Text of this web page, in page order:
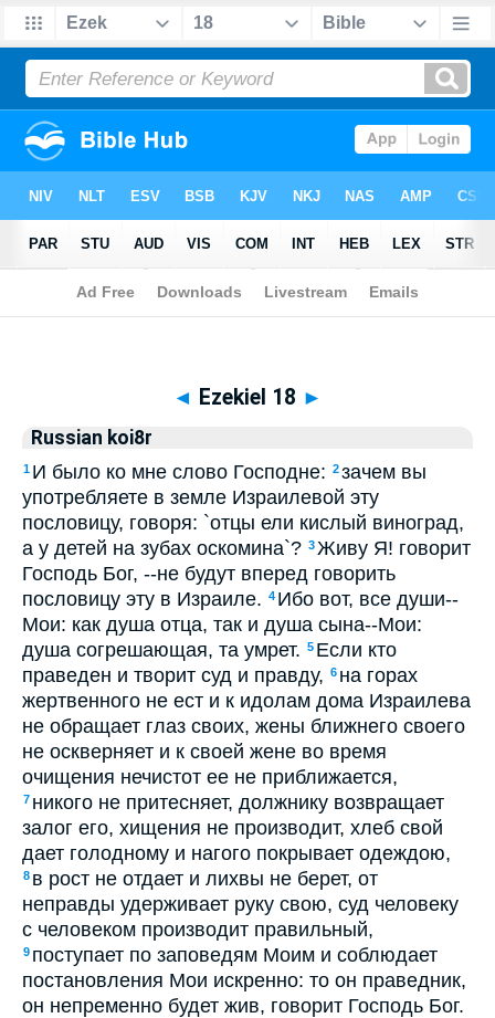
Biblia > Russian koi8r > Ezekiel 18
◄ Ezekiel 18 ►
Russian koi8r
1 И было ко мне слово Господне: 2зачем вы
употребляете в земле Израилевой эту
пословицу, говоря: `отцы ели кислый виноград,
а у детей на зубах оскомина`? 3Живу Я! говорит
Господь Бог, --не будут вперед говорить
пословицу эту в Израиле. 4 Ибо вот, все души--
Мои: как душа отца, так и душа сына--Мои:
душа согрешающая, та умрет. 5 Если кто
праведен и творит суд и правду, 6 на горах
жертвенного не ест и к идолам дома Израилева
не обращает глаз своих, жены ближнего своего
не оскверняет и к своей жене во время
очищения нечистот ее не приближается,
7 никого не притесняет, должнику возвращает
залог его, хищения не производит, хлеб свой
дает голодному и нагого покрывает одеждою,
8 в рост не отдает и лихвы не берет, от
неправды удерживает руку свою, суд человеку
с человеком производит правильный,
9 поступает по заповедям Моим и соблюдает
постановления Мои искренно: то он праведник,
он непременно будет жив, говорит Господь Бог.